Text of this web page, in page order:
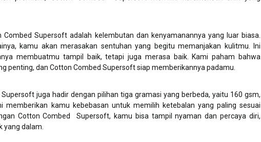
Supersoft adalah kelembutan dan kenyamanannya yang luar biasa.
kamu akan merasakan sentuhan yang begitu memanjakan kulitmu. Ini
membuatmu tampil baik, tetapi juga merasa baik. Kami paham bahwa
penting, dan Cotton Combed Supersoft siap memberikannya padamu.
juga hadir dengan pilihan tiga gramasi yang berbeda, yaitu 160 gsm,
memberikan kamu kebebasan untuk memilih ketebalan yang paling sesuai
Cotton Combed Supersoft, kamu bisa tampil nyaman dan percaya diri,
yang dalam.